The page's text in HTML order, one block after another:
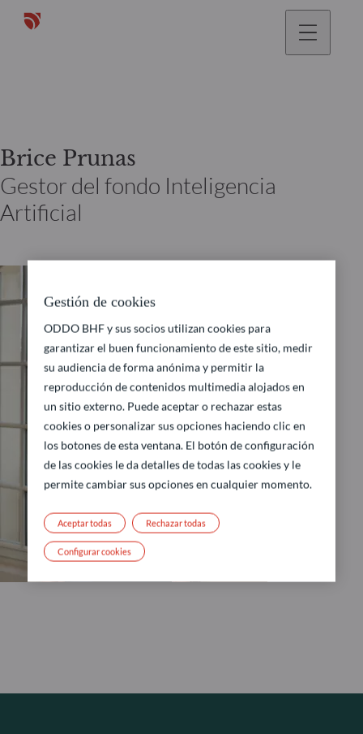
Brice Prunas
Gestor del fondo Inteligencia
Artificial
Gestión de cookies
ODDO BHF y sus socios utilizan cookies para
garantizar el buen funcionamiento de este sitio, medir
su audiencia de forma anónima y permitir la
reproducción de contenidos multimedia alojados en
un sitio externo. Puede aceptar o rechazar estas
cookies o personalizar sus opciones haciendo clic en
los botones de esta ventana. El botón de configuración
de las cookies le da detalles de todas las cookies y le
permite cambiar sus opciones en cualquier momento.
Rechazar todas
Aceptar todas
Configurar cookies